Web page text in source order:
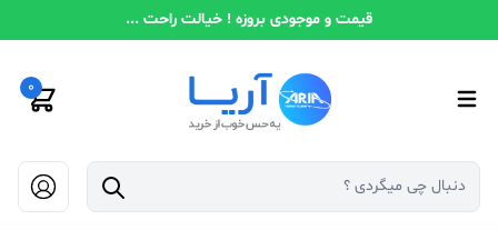
قیمت و موجودی بروزه ! خیالت راحت ...
0